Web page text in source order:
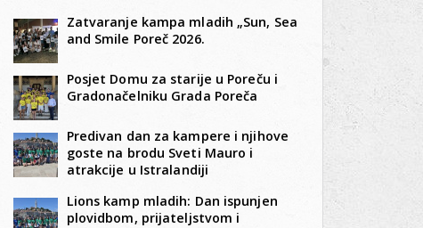
Zatvaranje kampa mladih „Sun, Sea
and Smile Poreč 2026.
Posjet Domu za starije u Poreču i
Gradonačelniku Grada Poreča
Predivan dan za kampere i njihove
goste na brodu Sveti Mauro i
atrakcije u Istralandiji
Lions kamp mladih: Dan ispunjen
plovidbom, prijateljstvom i